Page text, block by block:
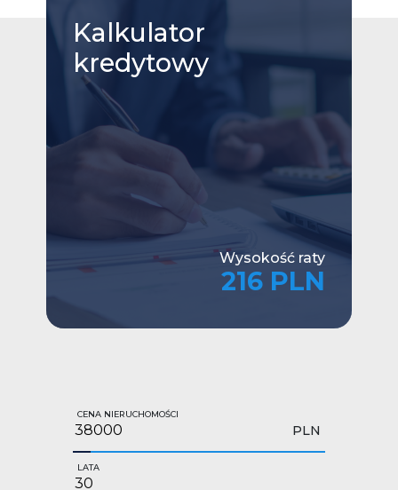
Kalkulator
kredytowy
Wysokość raty
216 PLN
CENA NIERUCHOMOŚCI
PLN
LATA